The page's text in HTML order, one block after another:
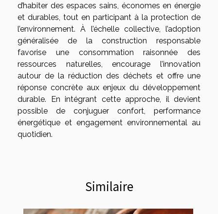
d’habiter des espaces sains, économes en énergie
et durables, tout en participant à la protection de
l’environnement. À l’échelle collective, l’adoption
généralisée de la construction responsable
favorise une consommation raisonnée des
ressources naturelles, encourage l’innovation
autour de la réduction des déchets et offre une
réponse concrète aux enjeux du développement
durable. En intégrant cette approche, il devient
possible de conjuguer confort, performance
énergétique et engagement environnemental au
quotidien.
Similaire